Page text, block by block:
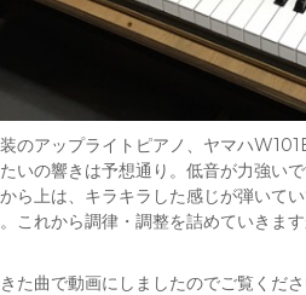
のアップライトピアノ、ヤマハ
いの響きは予想通り。低音が力強い
ら上は、キラキラした感じが弾いて
これから調律・調整を詰めていきま
た曲で動画にしましたのでご覧くだ